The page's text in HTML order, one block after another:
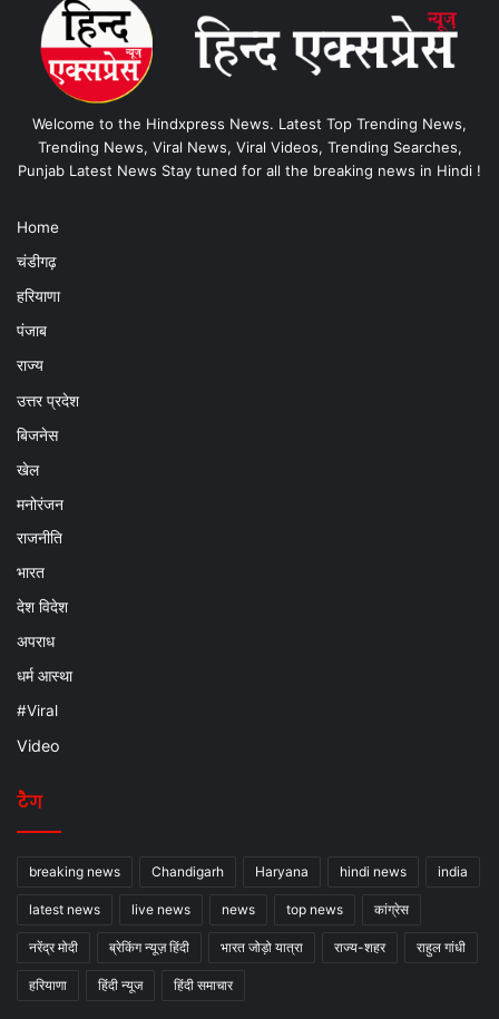
Welcome to the Hindxpress News. Latest Top Trending News,
Trending News, Viral News, Viral Videos, Trending Searches,
Punjab Latest News Stay tuned for all the breaking news in Hindi !
Home
चंडीगढ़
हरियाणा
पंजाब
राज्य
उत्तर प्रदेश
बिजनेस
खेल
मनोरंजन
राजनीति
भारत
देश विदेश
अपराध
धर्म आस्था
#Viral
Video
टैग
breaking news Chandigarh Haryana hindi news india
latest news live news news top news कांग्रेस
नरेंद्र मोदी ब्रेकिंग न्यूज़ हिंदी भारत जोड़ो यात्रा राज्य-शहर राहुल गांधी
हरियाणा हिंदी न्यूज हिंदी समाचार